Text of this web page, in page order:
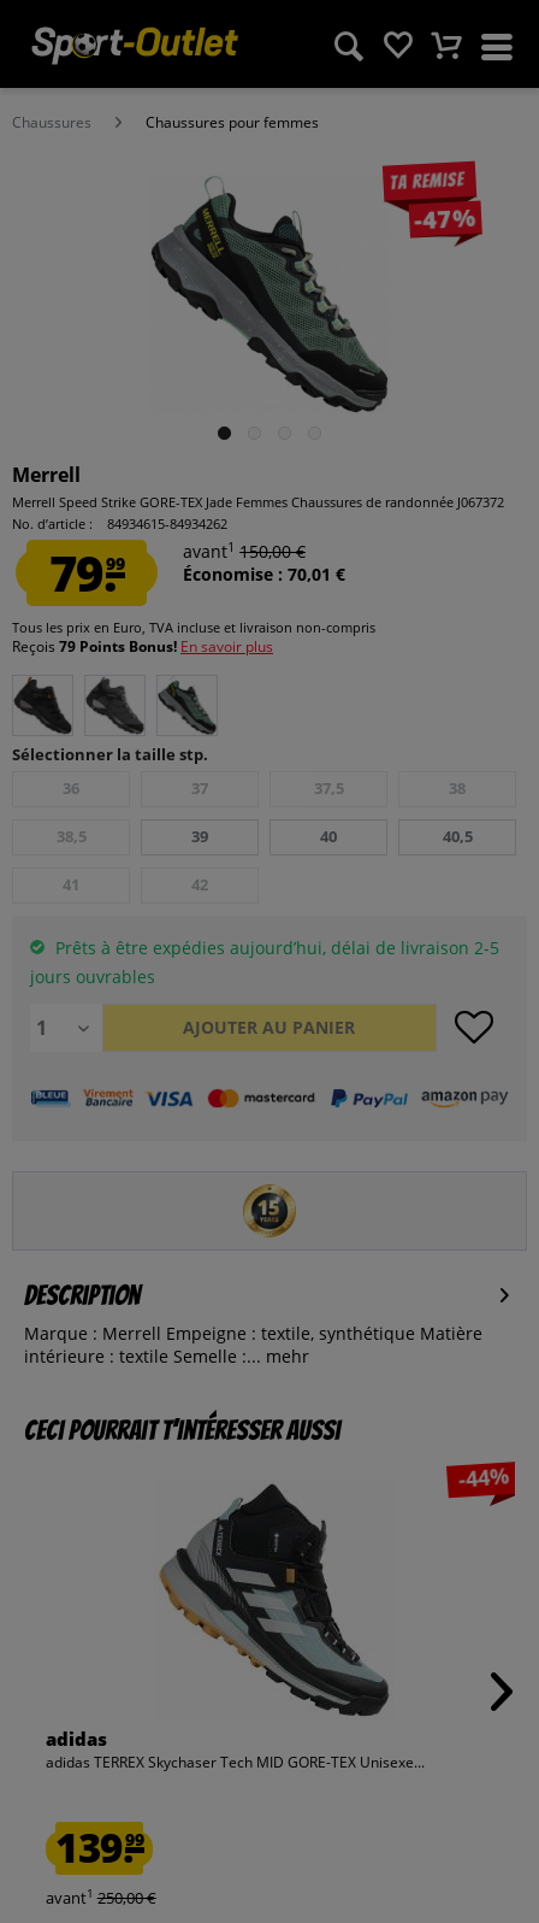
Chaussures Chaussures pour femmes
Ta remise
-47%
Merrell
Merrell Speed Strike GORE-TEX Jade Femmes Chaussures de randonnée J067372
No. d’article :
84934615-84934262
79.99
avant1 150,00 €
Économise : 70,01 €
Tous les prix en Euro, TVA incluse et livraison non-compris
Reçois 79 Points Bonus! En savoir plus
Sélectionner la taille stp.
36
37 37,5 38
38,5 39 40 40,5
41 42
Prêts à être expédies aujourd’hui, délai de livraison 2-5
jours ouvrables
AJOUTER AU PANIER
Description
Marque : Merrell Empeigne : textile, synthétique Matière
intérieure : textile Semelle :... mehr
Ceci pourrait t’intéresser aussi
-44%
adidas
adidas TERREX Skychaser Tech MID GORE-TEX Unisexe...
139.99
avant1 250,00 €